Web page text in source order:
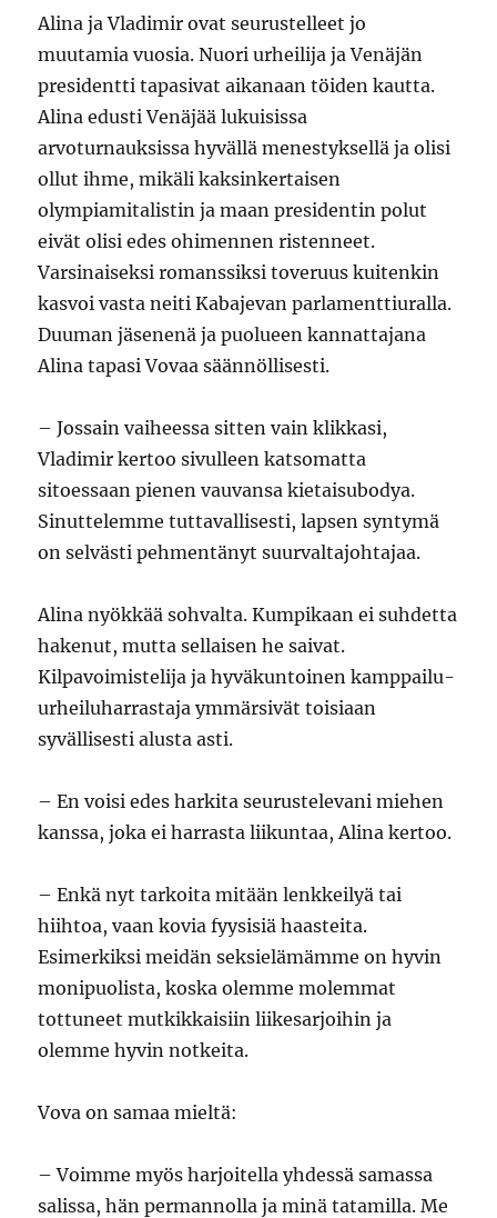
Alina ja Vladimir ovat seurustelleet jo
muutamia vuosia. Nuori urheilija ja Venäjän
presidentti tapasivat aikanaan töiden kautta.
Alina edusti Venäjää lukuisissa
arvoturnauksissa hyvällä menestyksellä ja olisi
ollut ihme, mikäli kaksinkertaisen
olympiamitalistin ja maan presidentin polut
eivät olisi edes ohimennen ristenneet.
Varsinaiseksi romanssiksi toveruus kuitenkin
kasvoi vasta neiti Kabajevan parlamenttiuralla.
Duuman jäsenenä ja puolueen kannattajana
Alina tapasi Vovaa säännöllisesti.
– Jossain vaiheessa sitten vain klikkasi,
Vladimir kertoo sivulleen katsomatta
sitoessaan pienen vauvansa kietaisubodya.
Sinuttelemme tuttavallisesti, lapsen syntymä
on selvästi pehmentänyt suurvaltajohtajaa.
Alina nyökkää sohvalta. Kumpikaan ei suhdetta
hakenut, mutta sellaisen he saivat.
Kilpavoimistelija ja hyväkuntoinen kamppailu-
urheiluharrastaja ymmärsivät toisiaan
syvällisesti alusta asti.
– En voisi edes harkita seurustelevani miehen
kanssa, joka ei harrasta liikuntaa, Alina kertoo.
– Enkä nyt tarkoita mitään lenkkeilyä tai
hiihtoa, vaan kovia fyysisiä haasteita.
Esimerkiksi meidän seksielämämme on hyvin
monipuolista, koska olemme molemmat
tottuneet mutkikkaisiin liikesarjoihin ja
olemme hyvin notkeita.
Vova on samaa mieltä:
– Voimme myös harjoitella yhdessä samassa
salissa, hän permannolla ja minä tatamilla. Me